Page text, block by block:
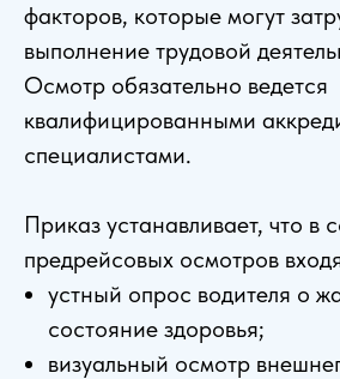
факторов, которые могут
выполнение трудовой
Осмотр обязательно ведется
квалифицированными
специалистами.
Приказ устанавливает, что в
предрейсовых осмотров
устный опрос водителя о
состояние здоровья;
визуальный осмотр